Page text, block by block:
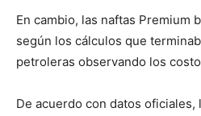
En cambio, las naftas Premium
según los cálculos que
petroleras observando los
De acuerdo con datos oficiales,